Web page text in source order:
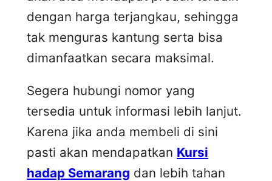
dengan harga terjangkau, sehingga
tak menguras kantung serta bisa
dimanfaatkan secara maksimal.
Segera hubungi nomor yang
tersedia untuk informasi lebih lanjut.
Karena jika anda membeli di sini
pasti akan mendapatkan Kursi
hadap Semarang dan lebih tahan